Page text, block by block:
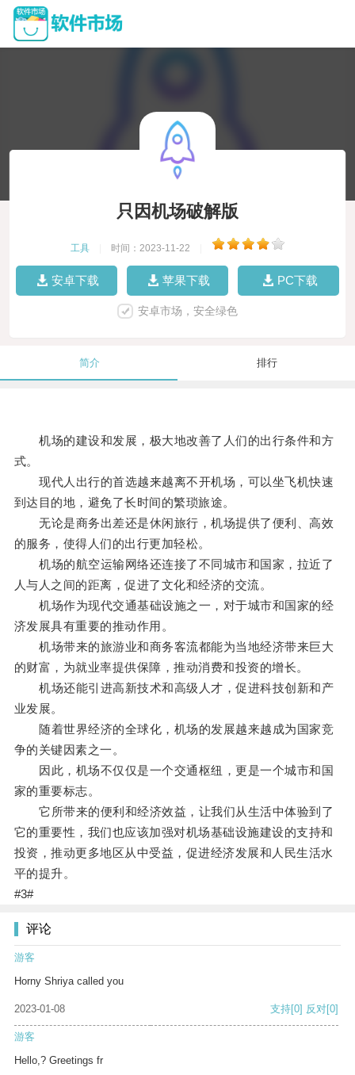
只因机场破解版
工具 时间：2023-11-22
安卓下载 苹果下载 PC下载
安卓市场，安全绿色
简介 排行
机场的建设和发展，极大地改善了人们的出行条件和方
式。
现代人出行的首选越来越离不开机场，可以坐飞机快速
到达目的地，避免了长时间的繁琐旅途。
无论是商务出差还是休闲旅行，机场提供了便利、高效
的服务，使得人们的出行更加轻松。
机场的航空运输网络还连接了不同城市和国家，拉近了
人与人之间的距离，促进了文化和经济的交流。
机场作为现代交通基础设施之一，对于城市和国家的经
济发展具有重要的推动作用。
机场带来的旅游业和商务客流都能为当地经济带来巨大
的财富，为就业率提供保障，推动消费和投资的增长。
机场还能引进高新技术和高级人才，促进科技创新和产
业发展。
随着世界经济的全球化，机场的发展越来越成为国家竞
争的关键因素之一。
因此，机场不仅仅是一个交通枢纽，更是一个城市和国
家的重要标志。
它所带来的便利和经济效益，让我们从生活中体验到了
它的重要性，我们也应该加强对机场基础设施建设的支持和
投资，推动更多地区从中受益，促进经济发展和人民生活水
平的提升。
#3#
评论
游客
Horny Shriya called you
2023-01-08 支持[0] 反对[0]
游客
Hello,? Greetings fr